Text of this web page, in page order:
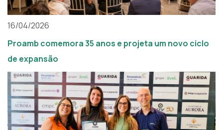
16/04/2026
Proamb comemora 35 anos e projeta um novo ciclo
de expansão